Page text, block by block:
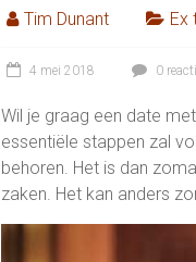
Tim Dunant Ex
4 mei 2018 0
Wil je graag een date
essentiële stappen zal
behoren. Het is dan
zaken. Het kan anders